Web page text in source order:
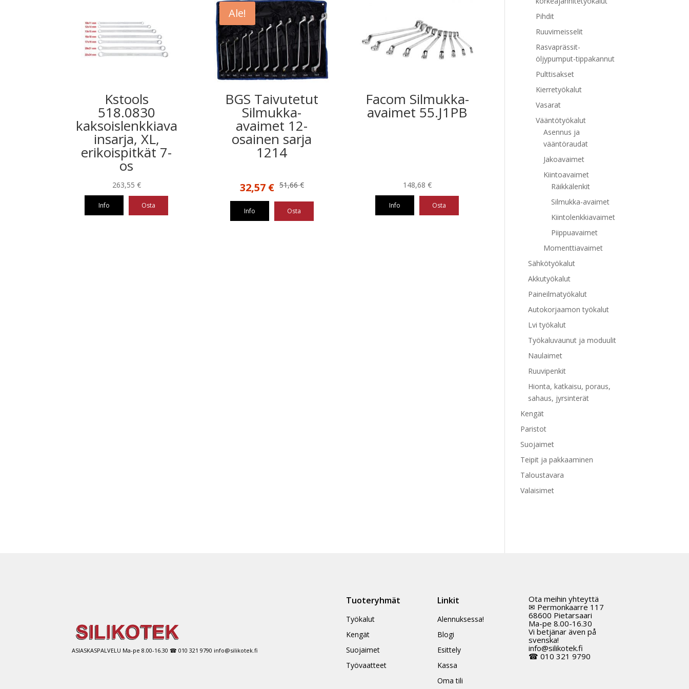
Kstools
518.0830
kaksoislenkkiava
insarja, XL,
erikoispitkät 7-
os
263,55 €
Info Osta
Ale!
BGS Taivutetut
Silmukka-
avaimet 12-
osainen sarja
1214
51,66€
Alkuperäinen
51,66 €.
32,57 €Nykyinen
32,57 €.
Info Osta
Facom Silmukka-
avaimet 55.J1PB
148,68 €
Info Osta
Pihdit
Ruuvimeisselit
Rasvaprässit-
öljypumput-tippakannut
Pulttisakset
Kierretyökalut
Vasarat
Vääntötyökalut
Asennus ja
vääntöraudat
Jakoavaimet
Kiintoavaimet
Räikkälenkit
Silmukka-avaimet
Kiintolenkkiavaimet
Piippuavaimet
Momenttiavaimet
Sähkötyökalut
Akkutyökalut
Paineilmatyökalut
Autokorjaamon työkalut
Lvi työkalut
Työkaluvaunut ja moduulit
Naulaimet
Ruuvipenkit
Hionta, katkaisu, poraus,
sahaus, jyrsinterät
Kengät
Paristot
Suojaimet
Teipit ja pakkaaminen
Taloustavara
Valaisimet
ASIASKASPALVELU Ma-pe 8.00-16.30 ☎ 010 321 9790 info@silikotek.fi
Tuoteryhmät
Työkalut
Kengät
Suojaimet
Työvaatteet
Linkit
Alennuksessa!
Blogi
Esittely
Kassa
Oma tili
Ota meihin yhteyttä
✉ Permonkaarre 117
68600 Pietarsaari
Ma-pe 8.00-16.30
Vi betjänar även på
svenska!
info@silikotek.fi
☎ 010 321 9790